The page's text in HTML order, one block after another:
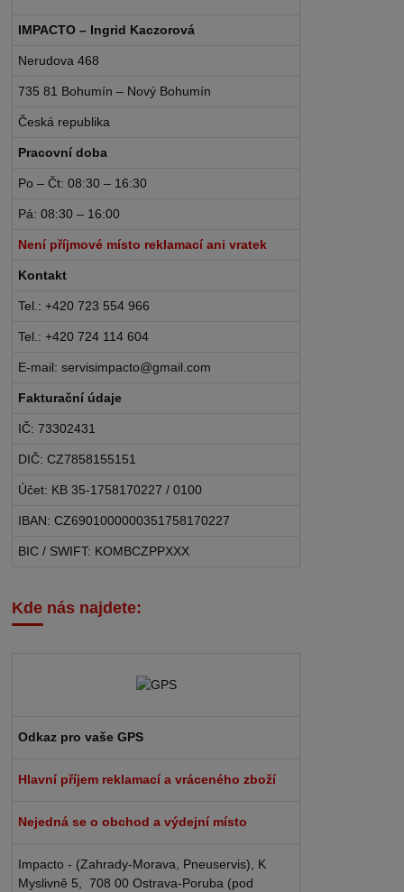
IMPACTO – Ingrid Kaczorová
Nerudova 468
735 81 Bohumín – Nový Bohumín
Česká republika
Pracovní doba
Po – Čt: 08:30 – 16:30
Pá: 08:30 – 16:00
Není příjmové místo reklamací ani vratek
Kontakt
Tel.: +420 723 554 966
Tel.: +420 724 114 604
E-mail: servisimpacto@gmail.com
Fakturační údaje
IČ: 73302431
DIČ: CZ7858155151
Účet: KB 35-1758170227 / 0100
IBAN: CZ6901000000351758170227
BIC / SWIFT: KOMBCZPPXXX
Kde nás najdete:
Odkaz pro vaše GPS
Hlavní příjem reklamací a vráceného zboží
Nejedná se o obchod a výdejní místo
Impacto - (Zahrady-Morava, Pneuservis), K
Myslivně 5, 708 00 Ostrava-Poruba (pod